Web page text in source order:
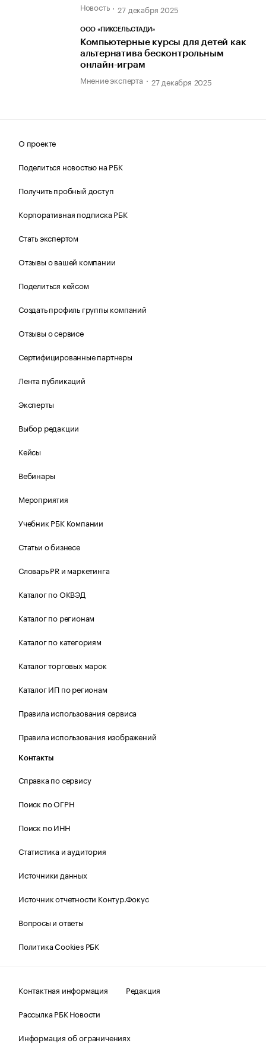
Новость 27 декабря 2025
ООО «ПИКСЕЛЬ.СТАДИ»
Компьютерные курсы для детей как
альтернатива бесконтрольным
онлайн-играм
Мнение эксперта 27 декабря 2025
О проекте
Поделиться новостью на РБК
Получить пробный доступ
Корпоративная подписка РБК
Стать экспертом
Отзывы о вашей компании
Поделиться кейсом
Создать профиль группы компаний
Отзывы о сервисе
Сертифицированные партнеры
Лента публикаций
Эксперты
Выбор редакции
Кейсы
Вебинары
Мероприятия
Учебник РБК Компании
Статьи о бизнесе
Словарь PR и маркетинга
Каталог по ОКВЭД
Каталог по регионам
Каталог по категориям
Каталог торговых марок
Каталог ИП по регионам
Правила использования сервиса
Правила использования изображений
Контакты
Справка по сервису
Поиск по ОГРН
Поиск по ИНН
Статистика и аудитория
Источники данных
Источник отчетности Контур.Фокус
Вопросы и ответы
Политика Cookies РБК
Контактная информация
Редакция
Рассылка РБК Новости
Информация об ограничениях